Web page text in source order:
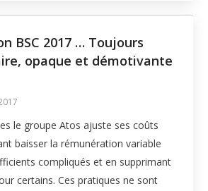
BSC 2017 … Toujours
opaque et démotivante
le groupe Atos ajuste ses coûts
baisser la rémunération variable
compliqués et en supprimant
certains. Ces pratiques ne sont